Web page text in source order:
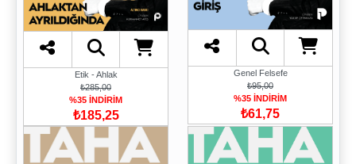
Etik - Ahlak
₺285,00
%35 İNDİRİM
₺185,25
Genel Felsefe
₺95,00
%35 İNDİRİM
₺61,75